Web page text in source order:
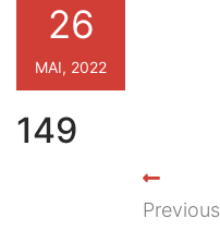
149
26
MAI, 2022
Previous